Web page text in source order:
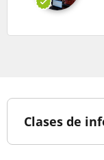
Clases de